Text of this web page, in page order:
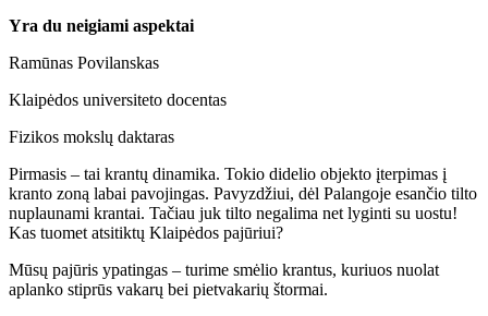
Yra du neigiami aspektai
Ramūnas Povilanskas
Klaipėdos universiteto docentas
Fizikos mokslų daktaras
Pirmasis – tai krantų dinamika. Tokio didelio objekto įterpimas į
kranto zoną labai pavojingas. Pavyzdžiui, dėl Palangoje esančio tilto
nuplaunami krantai. Tačiau juk tilto negalima net lyginti su uostu!
Kas tuomet atsitiktų Klaipėdos pajūriui?
Mūsų pajūris ypatingas – turime smėlio krantus, kuriuos nuolat
aplanko stiprūs vakarų bei pietvakarių štormai.